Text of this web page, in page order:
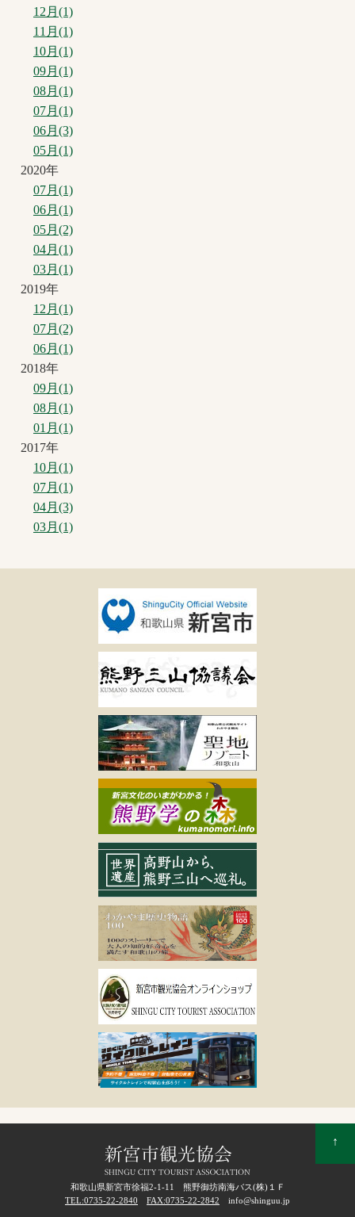
12月(1)
11月(1)
10月(1)
09月(1)
08月(1)
07月(1)
06月(3)
05月(1)
2020年
07月(1)
06月(1)
05月(2)
04月(1)
03月(1)
2019年
12月(1)
07月(2)
06月(1)
2018年
09月(1)
08月(1)
01月(1)
2017年
10月(1)
07月(1)
04月(3)
03月(1)
↑
和歌山県新宮市徐福2-1-11 熊野御坊南海バス(株)１Ｆ
TEL:0735-22-2840
FAX:0735-22-2842 info@shinguu.jp